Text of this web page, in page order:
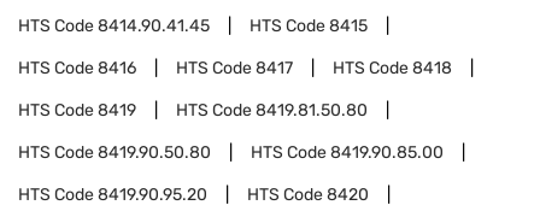
HTS Code8414.90.41.45 HTS Code8415
HTS Code8416 HTS Code8417 HTS Code8418
HTS Code8419 HTS Code8419.81.50.80
HTS Code8419.90.50.80 HTS Code8419.90.85.00
HTS Code8419.90.95.20 HTS Code8420